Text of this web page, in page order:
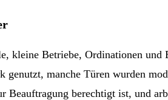
kleine Betriebe, Ordinationen und
genutzt, manche Türen wurden
berechtigt ist, und